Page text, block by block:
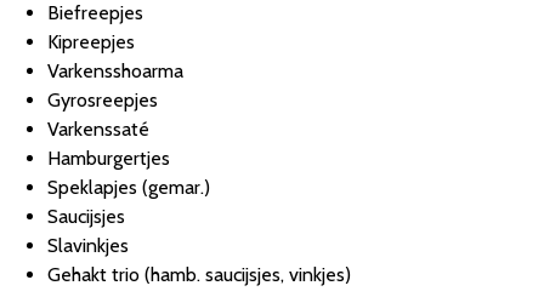
Biefreepjes
Kipreepjes
Varkensshoarma
Gyrosreepjes
Varkenssaté
Hamburgertjes
Speklapjes (gemar.)
Saucijsjes
Slavinkjes
Gehakt trio (hamb. saucijsjes, vinkjes)